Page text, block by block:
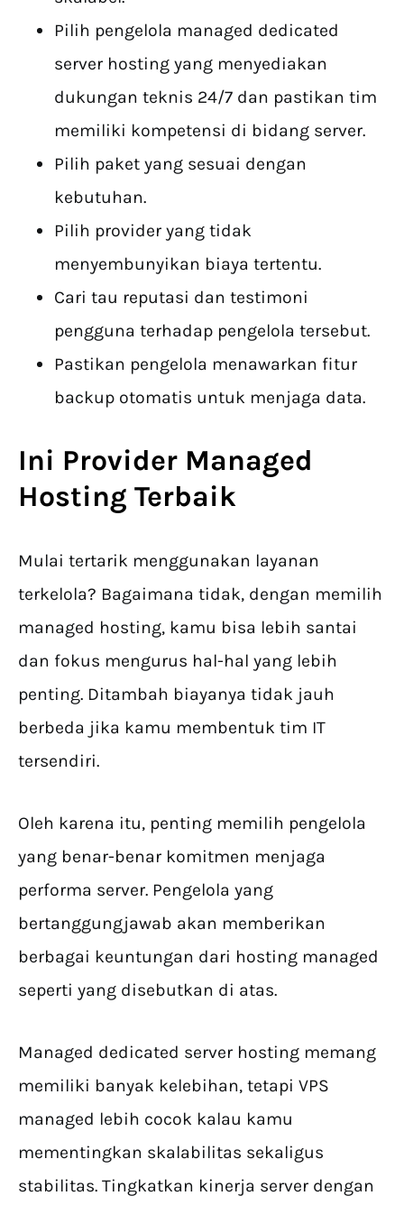
Pilih pengelola managed dedicated
server hosting yang menyediakan
dukungan teknis 24/7 dan pastikan tim
memiliki kompetensi di bidang server.
Pilih paket yang sesuai dengan
kebutuhan.
Pilih provider yang tidak
menyembunyikan biaya tertentu.
Cari tau reputasi dan testimoni
pengguna terhadap pengelola tersebut.
Pastikan pengelola menawarkan fitur
backup otomatis untuk menjaga data.
Ini Provider Managed
Hosting Terbaik
Mulai tertarik menggunakan layanan
terkelola? Bagaimana tidak, dengan memilih
managed hosting, kamu bisa lebih santai
dan fokus mengurus hal-hal yang lebih
penting. Ditambah biayanya tidak jauh
berbeda jika kamu membentuk tim IT
tersendiri.
Oleh karena itu, penting memilih pengelola
yang benar-benar komitmen menjaga
performa server. Pengelola yang
bertanggungjawab akan memberikan
berbagai keuntungan dari hosting managed
seperti yang disebutkan di atas.
Managed dedicated server hosting memang
memiliki banyak kelebihan, tetapi VPS
managed lebih cocok kalau kamu
mementingkan skalabilitas sekaligus
stabilitas. Tingkatkan kinerja server dengan